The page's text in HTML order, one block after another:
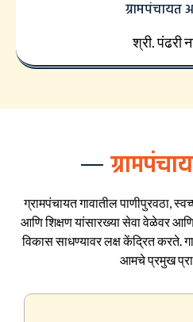
ग्रामपंचायत
श्री. पंढरी
ग्रामपंचायत गावातील पाणीपुरवठा,
आणि शिक्षण यांसारख्या सेवा वेळेवर आणि
विकास साधण्यावर लक्ष केंद्रित करते.
आमचे प्रमुख